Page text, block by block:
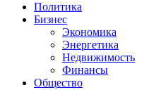
Политика
Бизнес
Экономика
Энергетика
Недвижимость
Финансы
Общество